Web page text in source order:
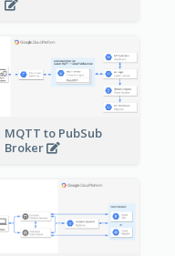
MQTT to PubSub
Broker